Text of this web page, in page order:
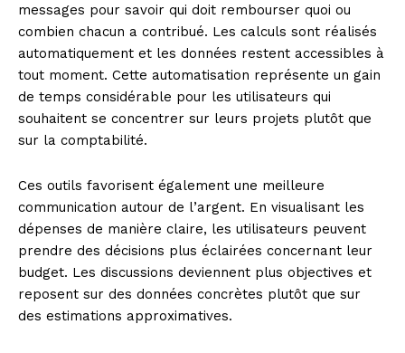
messages pour savoir qui doit rembourser quoi ou
combien chacun a contribué. Les calculs sont réalisés
automatiquement et les données restent accessibles à
tout moment. Cette automatisation représente un gain
de temps considérable pour les utilisateurs qui
souhaitent se concentrer sur leurs projets plutôt que
sur la comptabilité.
Ces outils favorisent également une meilleure
communication autour de l’argent. En visualisant les
dépenses de manière claire, les utilisateurs peuvent
prendre des décisions plus éclairées concernant leur
budget. Les discussions deviennent plus objectives et
reposent sur des données concrètes plutôt que sur
des estimations approximatives.